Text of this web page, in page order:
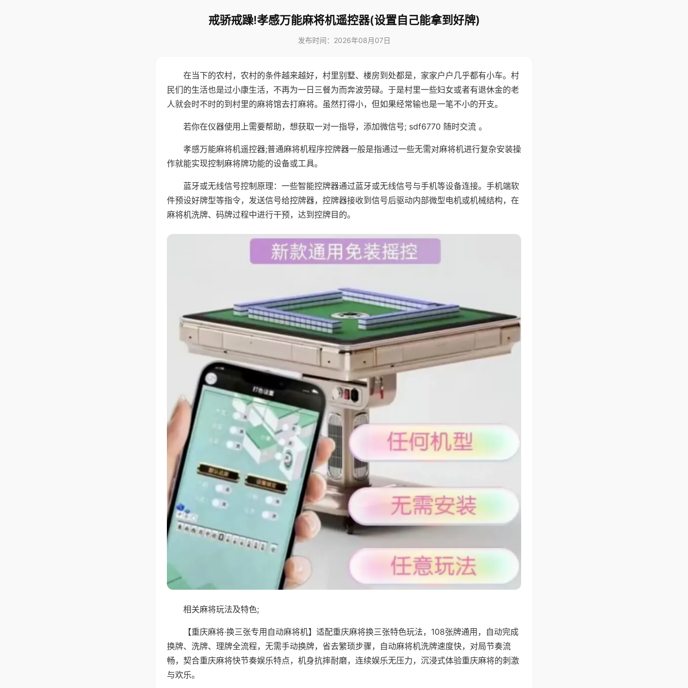
戒骄戒躁!孝感万能麻将机遥控器(设置自己能拿到好牌)
发布时间：2026年08月07日
在当下的农村，农村的条件越来越好，村里别墅、楼房到处都是，家家户户几乎都有小车。村
民们的生活也是过小康生活，不再为一日三餐为而奔波劳碌。于是村里一些妇女或者有退休金的老
人就会时不时的到村里的麻将馆去打麻将。虽然打得小，但如果经常输也是一笔不小的开支。
若你在仪器使用上需要帮助，想获取一对一指导，添加微信号; sdf6770 随时交流 。
孝感万能麻将机遥控器;普通麻将机程序控牌器一般是指通过一些无需对麻将机进行复杂安装操
作就能实现控制麻将牌功能的设备或工具。
蓝牙或无线信号控制原理：一些智能控牌器通过蓝牙或无线信号与手机等设备连接。手机端软
件预设好牌型等指令，发送信号给控牌器，控牌器接收到信号后驱动内部微型电机或机械结构，在
麻将机洗牌、码牌过程中进行干预，达到控牌目的。
相关麻将玩法及特色;
【重庆麻将·换三张专用自动麻将机】适配重庆麻将换三张特色玩法，108张牌通用，自动完成
换牌、洗牌、理牌全流程，无需手动换牌，省去繁琐步骤，自动麻将机洗牌速度快，对局节奏流
畅，契合重庆麻将快节奏娱乐特点，机身抗摔耐磨，连续娱乐无压力，沉浸式体验重庆麻将的刺激
与欢乐。